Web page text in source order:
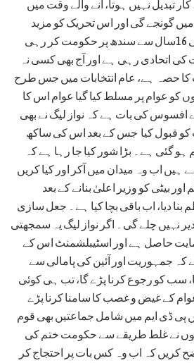
تبدیل نہیں ہوتا، آنے والے وقت میں
گونجے گی اور اس تحریک کو مزید
تقویت ملے گی۔ پیپلز پارٹی 16سال سے سندھ پر حکومت کر رہی
کی اتحادی رہی ہے اور آج بھی کسی نہ
حصہ ہے، عام انتخابات میں جس طرح
کو عوام پر مسلط کیا گیا عوام اس کا
کی بات ہے کہ نواز لیگ نے بھی
کو قبول کیا جس کے بعد اس کی ساکھ
گئی ہے۔ بڑا شور کیا جا رہا ہے کہ
ہیں اب وہ میدان میں آکر اور کیا کریں
بیٹی کو وزیر اعلیٰ بنانے کے بعد
دیا، اب باقی بچا کیا ہے۔ جعل سازی
نہیں چلے گی۔ اگر نواز لیگ یہ سمجھتی
حاصل ہے اور اسٹیبلشمنٹ اس کے
کہ جمہوریت اور آئین کی پامالی سے
سب کو رجوع کرنا پڑے گا، تب ہی کوئی
کے غیض و غصب کا سامنا کرنا پڑے
ڈی ایم میں شامل جماعتیں بھی قوم
نے غلط طریقے سے حکومت ختم کی
کریں کہ اب وہ کس بات پر احتجاج کر